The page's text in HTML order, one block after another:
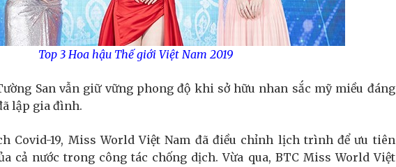
Top 3 Hoa hậu Thế giới Việt Nam 2019
San vẫn giữ vững phong độ khi sở hữu nhan sắc mỹ miều đáng
lập gia đình.
Covid-19, Miss World Việt Nam đã điều chỉnh lịch trình để ưu tiên
cả nước trong công tác chống dịch. Vừa qua, BTC Miss World Việt